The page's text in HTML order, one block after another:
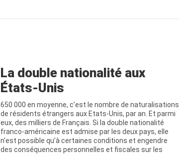
La double nationalité aux
États-Unis
650 000 en moyenne, c’est le nombre de naturalisations
de résidents étrangers aux Etats-Unis, par an. Et parmi
eux, des milliers de Français. Si la double nationalité
franco-américaine est admise par les deux pays, elle
n’est possible qu’à certaines conditions et engendre
des conséquences personnelles et fiscales sur les